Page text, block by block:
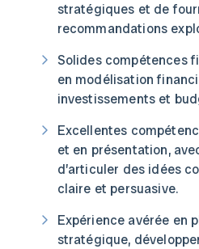
stratégiques et de
recommandations
Solides compétences
en modélisation
investissements et
Excellentes
et en présentation,
d’articuler des idées
claire et persuasive.
Expérience avérée en
stratégique,